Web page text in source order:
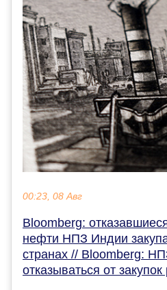
00:23, 08 Авг
Bloomberg:
нефти НПЗ Индии
странах // Bloomberg:
отказываться от